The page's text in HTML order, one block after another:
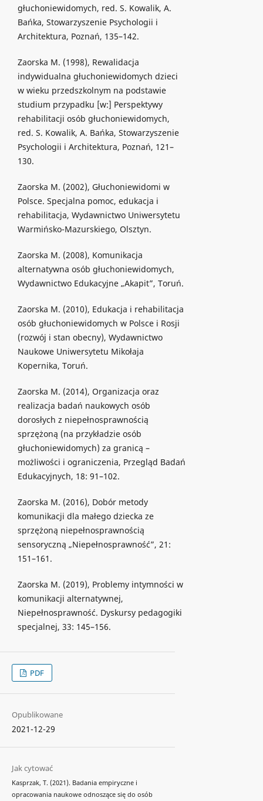
głuchoniewidomych, red. S. Kowalik, A.
Bańka, Stowarzyszenie Psychologii i
Architektura, Poznań, 135–142.
Zaorska M. (1998), Rewalidacja
indywidualna głuchoniewidomych dzieci
w wieku przedszkolnym na podstawie
studium przypadku [w:] Perspektywy
rehabilitacji osób głuchoniewidomych,
red. S. Kowalik, A. Bańka, Stowarzyszenie
Psychologii i Architektura, Poznań, 121–
130.
Zaorska M. (2002), Głuchoniewidomi w
Polsce. Specjalna pomoc, edukacja i
rehabilitacja, Wydawnictwo Uniwersytetu
Warmińsko-Mazurskiego, Olsztyn.
Zaorska M. (2008), Komunikacja
alternatywna osób głuchoniewidomych,
Wydawnictwo Edukacyjne „Akapit”, Toruń.
Zaorska M. (2010), Edukacja i rehabilitacja
osób głuchoniewidomych w Polsce i Rosji
(rozwój i stan obecny), Wydawnictwo
Naukowe Uniwersytetu Mikołaja
Kopernika, Toruń.
Zaorska M. (2014), Organizacja oraz
realizacja badań naukowych osób
dorosłych z niepełnosprawnością
sprzężoną (na przykładzie osób
głuchoniewidomych) za granicą –
możliwości i ograniczenia, Przegląd Badań
Edukacyjnych, 18: 91–102.
Zaorska M. (2016), Dobór metody
komunikacji dla małego dziecka ze
sprzężoną niepełnosprawnością
sensoryczną „Niepełnosprawność”, 21:
151–161.
Zaorska M. (2019), Problemy intymności w
komunikacji alternatywnej,
Niepełnosprawność. Dyskursy pedagogiki
specjalnej, 33: 145–156.
PDF
Opublikowane
2021-12-29
Jak cytować
Kasprzak, T. (2021). Badania empiryczne i
opracowania naukowe odnoszące się do osób